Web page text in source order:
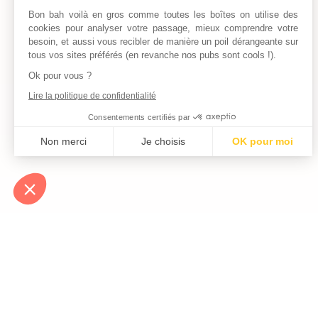
Bon bah voilà en gros comme toutes les boîtes on utilise des
cookies pour analyser votre passage, mieux comprendre votre
besoin, et aussi vous recibler de manière un poil dérangeante sur
tous vos sites préférés (en revanche nos pubs sont cools !).
Ok pour vous ?
Lire la politique de confidentialité
Consentements certifiés par
Non merci Je choisis
OK pour moi
Notre plateforme vous permet d'adapter et de gérer vos